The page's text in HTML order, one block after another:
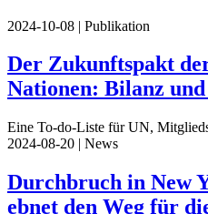
2024-10-08 | Publikation
Der Zukunftspakt
Nationen: Bilanz
Eine To-do-Liste für UN,
2024-08-20 | News
Durchbruch in New
ebnet den Weg für